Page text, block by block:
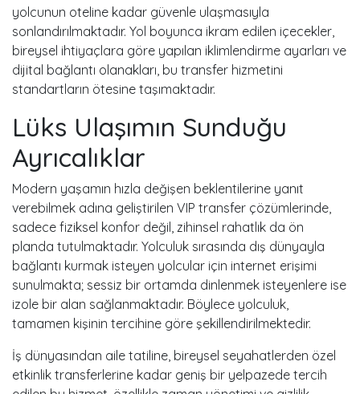
yolcunun oteline kadar güvenle ulaşmasıyla
sonlandırılmaktadır. Yol boyunca ikram edilen içecekler,
bireysel ihtiyaçlara göre yapılan iklimlendirme ayarları ve
dijital bağlantı olanakları, bu transfer hizmetini
standartların ötesine taşımaktadır.
Lüks Ulaşımın Sunduğu
Ayrıcalıklar
Modern yaşamın hızla değişen beklentilerine yanıt
verebilmek adına geliştirilen VIP transfer çözümlerinde,
sadece fiziksel konfor değil, zihinsel rahatlık da ön
planda tutulmaktadır. Yolculuk sırasında dış dünyayla
bağlantı kurmak isteyen yolcular için internet erişimi
sunulmakta; sessiz bir ortamda dinlenmek isteyenlere ise
izole bir alan sağlanmaktadır. Böylece yolculuk,
tamamen kişinin tercihine göre şekillendirilmektedir.
İş dünyasından aile tatiline, bireysel seyahatlerden özel
etkinlik transferlerine kadar geniş bir yelpazede tercih